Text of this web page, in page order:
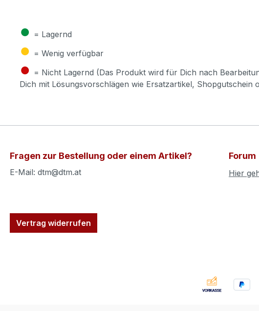
● = Lagernd
● = Wenig verfügbar
● = Nicht Lagernd (Das Produkt wird für Dich nach
Dich mit Lösungsvorschlägen wie Ersatzartikel, Shopgutschein
Fragen zur Bestellung oder einem Artikel?
E-Mail: dtm@dtm.at
Vertrag widerrufen
Forum
Hier